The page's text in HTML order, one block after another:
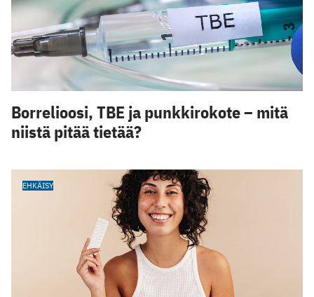
Borrelioosi, TBE ja punkkirokote – mitä
niistä pitää tietää?
EHKÄISY